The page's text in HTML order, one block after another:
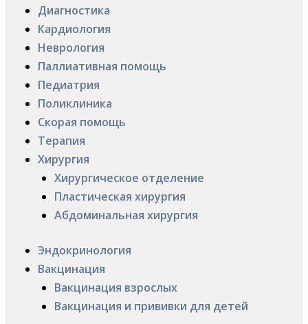
Диагностика
Кардиология
Неврология
Паллиативная помощь
Педиатрия
Поликлиника
Скорая помощь
Терапия
Хирургия
Хирургическое отделение
Пластическая хирургия
Абдоминальная хирургия
Эндокринология
Вакцинация
Вакцинация взрослых
Вакцинация и прививки для детей